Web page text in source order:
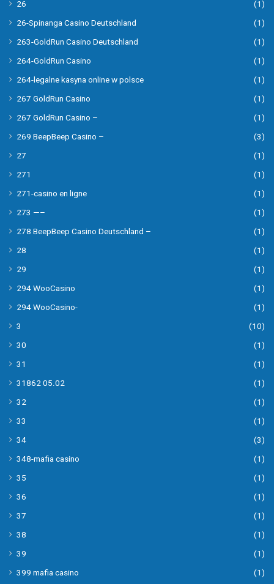
26
(1)
26-Spinanga Casino Deutschland
(1)
263-GoldRun Casino Deutschland
(1)
264-GoldRun Casino
(1)
264-legalne kasyna online w polsce
(1)
267 GoldRun Casino
(1)
267 GoldRun Casino –
(1)
269 BeepBeep Casino –
(3)
27
(1)
271
(1)
271-casino en ligne
(1)
273 —–
(1)
278 BeepBeep Casino Deutschland –
(1)
28
(1)
29
(1)
294 WooCasino
(1)
294 WooCasino-
(1)
3
(10)
30
(1)
31
(1)
31862 05.02
(1)
32
(1)
33
(1)
34
(3)
348-mafia casino
(1)
35
(1)
36
(1)
37
(1)
38
(1)
39
(1)
399 mafia casino
(1)